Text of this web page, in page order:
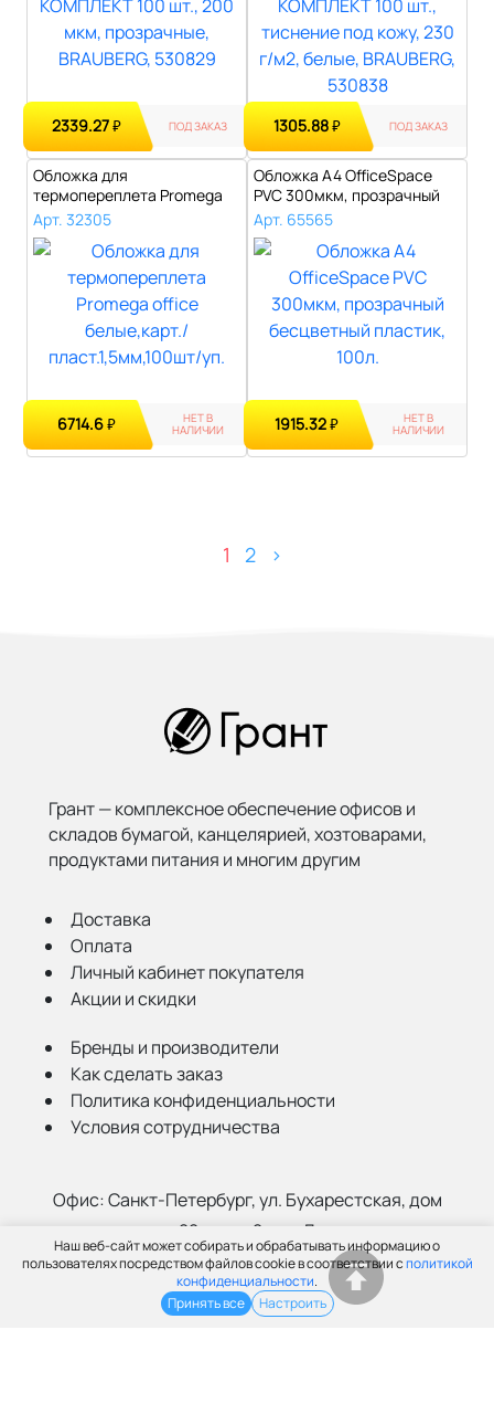
Наш веб-сайт может собирать и обрабатывать информацию о
пользователях посредством файлов cookie в соответствии сполитикой
конфиденциальности.
Принять все
Настроить
2339.27₽ ПОД ЗАКАЗ 1305.88₽ ПОД ЗАКАЗ
Обложка для
термопереплета Promega
office белые,карт./п..
Арт. 32305
6714.6₽ НЕТ В
НАЛИЧИИ
Обложка А4 OfficeSpace
PVC 300мкм, прозрачный
бесцветны..
Арт. 65565
1915.32₽ НЕТ В
НАЛИЧИИ
1 2 >
Грант — комплексное обеспечение офисов и
складов бумагой, канцелярией, хозтоварами,
продуктами питания и многим другим
Доставка
Оплата
Личный кабинет покупателя
Акции и скидки
Бренды и производители
Как сделать заказ
Политика конфиденциальности
Условия сотрудничества
Офис:Санкт-Петербург, ул. Бухарестская, дом
22, корп. 2, лит Д
Склад:Санкт-Петербург, ул. Салова, 52а
(812) 402-99-91